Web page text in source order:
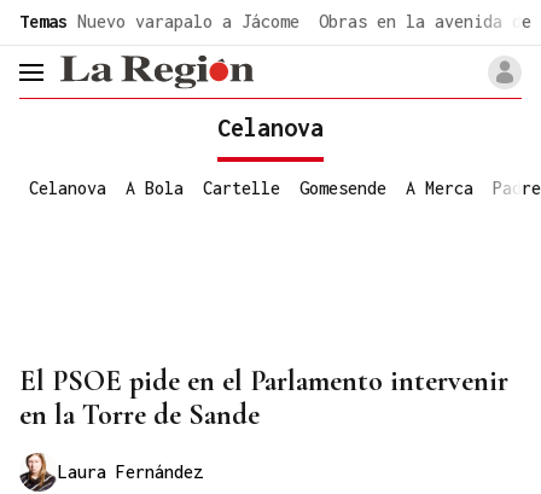
Temas Nuevo varapalo a Jácome Obras en la avenida de
header.menu.open
Celanova
Celanova A Bola Cartelle Gomesende A Merca
El PSOE pide en el Parlamento intervenir
en la Torre de Sande
Laura Fernández